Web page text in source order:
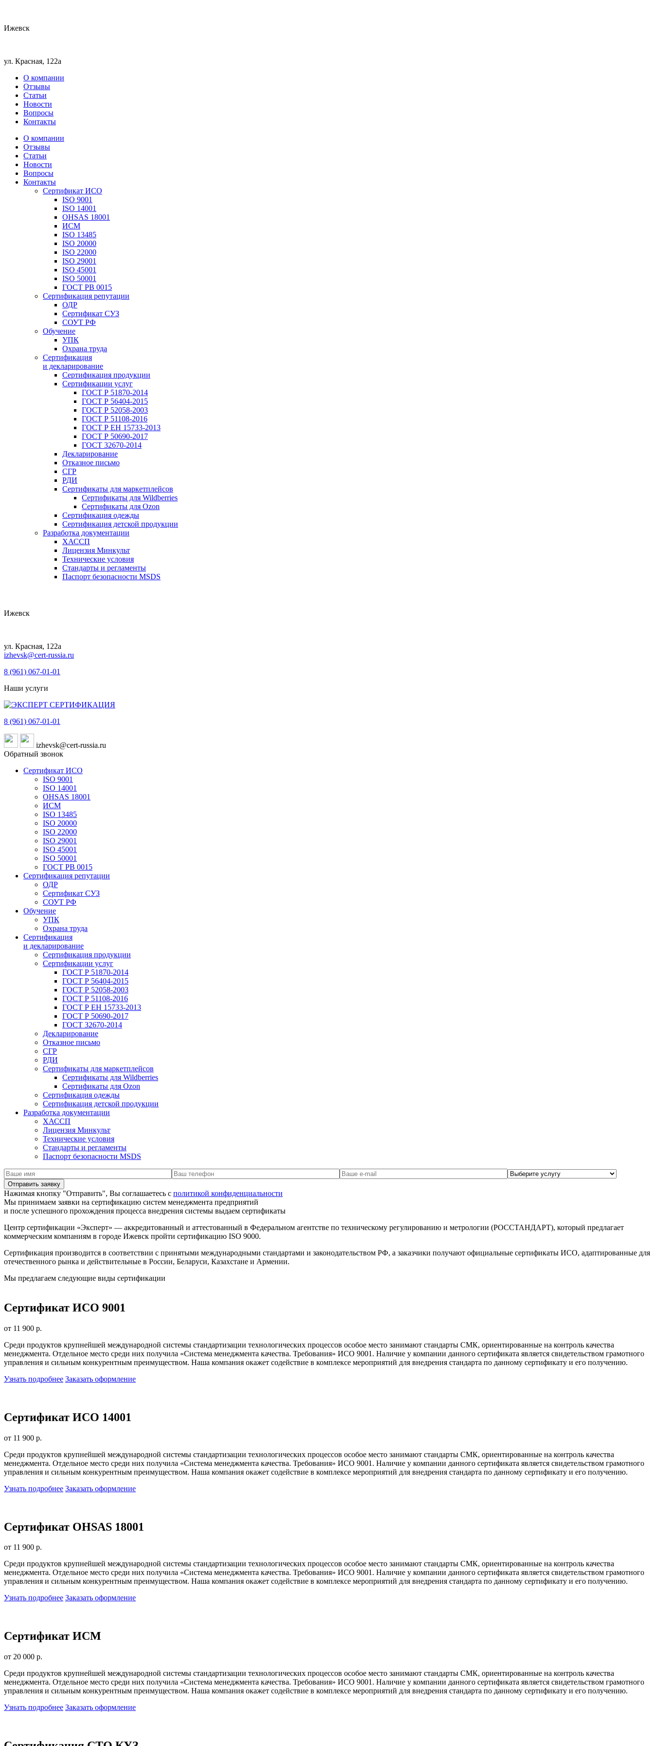
Ижевск
ул. Красная, 122а
О компании
Отзывы
Статьи
Новости
Вопросы
Контакты
О компании
Отзывы
Статьи
Новости
Вопросы
Контакты
Сертификат ИСО
ISO 9001
ISO 14001
OHSAS 18001
ИСМ
ISO 13485
ISO 20000
ISO 22000
ISO 29001
ISO 45001
ISO 50001
ГОСТ РВ 0015
Сертификация репутации
ОДР
Сертификат СУЗ
СОУТ РФ
Обучение
УПК
Охрана труда
Сертификация
и декларирование
Сертификация продукции
Сертификации услуг
ГОСТ Р 51870-2014
ГОСТ Р 56404-2015
ГОСТ Р 52058-2003
ГОСТ Р 51108-2016
ГОСТ Р ЕН 15733-2013
ГОСТ Р 50690-2017
ГОСТ 32670-2014
Декларирование
Отказное письмо
СГР
РДИ
Сертификаты для маркетплейсов
Сертификаты для Wildberries
Сертификаты для Ozon
Сертификация одежды
Сертификация детской продукции
Разработка документации
ХАССП
Лицензия Минкульт
Технические условия
Стандарты и регламенты
Паспорт безопасности MSDS
Ижевск
ул. Красная, 122а
izhevsk@cert-russia.ru
8 (961) 067-01-01
Наши услуги
8 (961) 067-01-01
izhevsk@cert-russia.ru
Обратный звонок
Сертификат ИСО
ISO 9001
ISO 14001
OHSAS 18001
ИСМ
ISO 13485
ISO 20000
ISO 22000
ISO 29001
ISO 45001
ISO 50001
ГОСТ РВ 0015
Сертификация репутации
ОДР
Сертификат СУЗ
СОУТ РФ
Обучение
УПК
Охрана труда
Сертификация
и декларирование
Сертификация продукции
Сертификации услуг
ГОСТ Р 51870-2014
ГОСТ Р 56404-2015
ГОСТ Р 52058-2003
ГОСТ Р 51108-2016
ГОСТ Р ЕН 15733-2013
ГОСТ Р 50690-2017
ГОСТ 32670-2014
Декларирование
Отказное письмо
СГР
РДИ
Сертификаты для маркетплейсов
Сертификаты для Wildberries
Сертификаты для Ozon
Сертификация одежды
Сертификация детской продукции
Разработка документации
ХАССП
Лицензия Минкульт
Технические условия
Стандарты и регламенты
Паспорт безопасности MSDS
Нажимая кнопку "Отправить", Вы соглашаетесь с политикой конфиденциальности
Мы принимаем заявки на сертификацию систем менеджмента предприятий
и после успешного прохождения процесса внедрения системы выдаем сертификаты
Центр сертификации «Эксперт» — аккредитованный и аттестованный в Федеральном агентстве по техническому регулированию и метрологии (РОССТАНДАРТ), который предлагает
коммерческим компаниям в городе Ижевск пройти сертификацию ISO 9000.
Сертификация производится в соответствии с принятыми международными стандартами и законодательством РФ, а заказчики получают официальные сертификаты ИСО, адаптированные для
отечественного рынка и действительные в России, Беларуси, Казахстане и Армении.
Мы предлагаем следующие виды сертификации
Сертификат ИСО 9001
от 11 900 р.
Среди продуктов крупнейшей международной системы стандартизации технологических процессов особое место занимают стандарты СМК, ориентированные на контроль качества
менеджмента. Отдельное место среди них получила «Система менеджмента качества. Требования» ИСО 9001. Наличие у компании данного сертификата является свидетельством грамотного
управления и сильным конкурентным преимуществом. Наша компания окажет содействие в комплексе мероприятий для внедрения стандарта по данному сертификату и его получению.
Узнать подробнее Заказать оформление
Сертификат ИСО 14001
от 11 900 р.
Среди продуктов крупнейшей международной системы стандартизации технологических процессов особое место занимают стандарты СМК, ориентированные на контроль качества
менеджмента. Отдельное место среди них получила «Система менеджмента качества. Требования» ИСО 9001. Наличие у компании данного сертификата является свидетельством грамотного
управления и сильным конкурентным преимуществом. Наша компания окажет содействие в комплексе мероприятий для внедрения стандарта по данному сертификату и его получению.
Узнать подробнее Заказать оформление
Сертификат OHSAS 18001
от 11 900 р.
Среди продуктов крупнейшей международной системы стандартизации технологических процессов особое место занимают стандарты СМК, ориентированные на контроль качества
менеджмента. Отдельное место среди них получила «Система менеджмента качества. Требования» ИСО 9001. Наличие у компании данного сертификата является свидетельством грамотного
управления и сильным конкурентным преимуществом. Наша компания окажет содействие в комплексе мероприятий для внедрения стандарта по данному сертификату и его получению.
Узнать подробнее Заказать оформление
Сертификат ИСМ
от 20 000 р.
Среди продуктов крупнейшей международной системы стандартизации технологических процессов особое место занимают стандарты СМК, ориентированные на контроль качества
менеджмента. Отдельное место среди них получила «Система менеджмента качества. Требования» ИСО 9001. Наличие у компании данного сертификата является свидетельством грамотного
управления и сильным конкурентным преимуществом. Наша компания окажет содействие в комплексе мероприятий для внедрения стандарта по данному сертификату и его получению.
Узнать подробнее Заказать оформление